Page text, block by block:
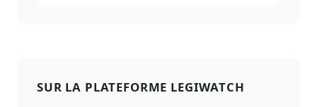
SUR LA PLATEFORME LEGIWATCH